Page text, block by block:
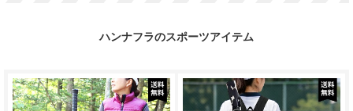
ハンナフラのスポーツアイテム